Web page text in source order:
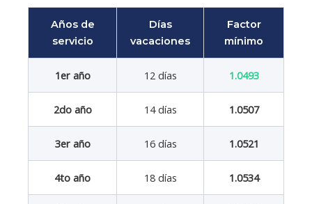
Años de
servicio
Días
vacaciones
Factor
mínimo
1er año 12 días 1.0493
2do año 14 días 1.0507
3er año 16 días 1.0521
4to año 18 días 1.0534